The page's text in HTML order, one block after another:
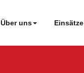
Über uns Einsätze